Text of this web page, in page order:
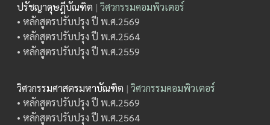
ปรัชญาดุษฎีบัณฑิต | วิศวกรรมคอมพิวเตอร์
• หลักสูตรปรับปรุง ปี พ.ศ.2569
• หลักสูตรปรับปรุง ปี พ.ศ.2564
• หลักสูตรปรับปรุง ปี พ.ศ.2559
วิศวกรรมศาสตรมหาบัณฑิต | วิศวกรรมคอมพิวเตอร์
• หลักสูตรปรับปรุง ปี พ.ศ.2569
• หลักสูตรปรับปรุง ปี พ.ศ.2564